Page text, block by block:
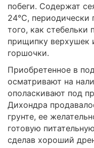
побеги. Содержат
24°С, периодически
того, как стебельки
прищипку верхушек
горшочки.
Приобретенное в
осматривают на
ополаскивают под
Дихондра
грунте, ее
готовую
сделав хороший